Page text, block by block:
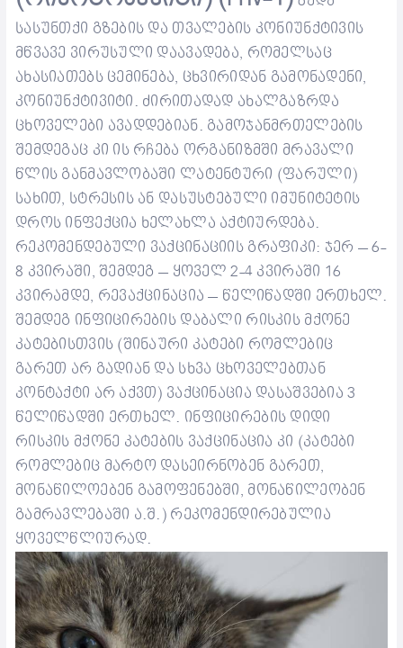
სასუნთქი გზების და თვალების კონიუნქტივის
მწვავე ვირუსული დაავადება, რომელსაც
ახასიათებს ცემინება, ცხვირიდან გამონადენი,
კონიუნქტივიტი. ძირითადად ახალგაზრდა
ცხოველები ავადდებიან. გამოჯანმრთელების
შემდეგაც კი ის რჩება ორგანიზმში მრავალი
წლის განმავლობაში ლატენტური (ფარული)
სახით, სტრესის ან დასუსტებული იმუნიტეტის
დროს ინფექცია ხელახლა აქტიურდება.
რეკომენდებული ვაქცინაციის გრაფიკი: ჯერ – 6-
8 კვირაში, შემდეგ – ყოველ 2-4 კვირაში 16
კვირამდე, რევაქცინაცია – წელიწადში ერთხელ.
შემდეგ ინფიცირების დაბალი რისკის მქონე
კატებისთვის (შინაური კატები რომლებიც
გარეთ არ გადიან და სხვა ცხოველებთან
კონტაქტი არ აქვთ) ვაქცინაცია დასაშვებია 3
წელიწადში ერთხელ. ინფიცირების დიდი
რისკის მქონე კატების ვაქცინაცია კი (კატები
რომლებიც მარტო დასეირნობენ გარეთ,
მონაწილოებენ გამოფენებში, მონაწილეობენ
გამრავლებაში ა.შ.) რეკომენდირებულია
ყოველწლიურად.